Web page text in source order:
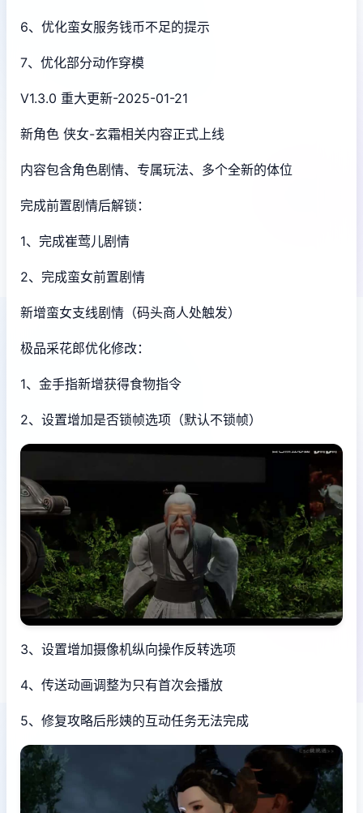
6、优化蛮女服务钱币不足的提示
7、优化部分动作穿模
V1.3.0 重大更新-2025-01-21
新角色 侠女-玄霜相关内容正式上线
内容包含角色剧情、专属玩法、多个全新的体位
完成前置剧情后解锁：
1、完成崔莺儿剧情
2、完成蛮女前置剧情
新增蛮女支线剧情（码头商人处触发）
极品采花郎优化修改：
1、金手指新增获得食物指令
2、设置增加是否锁帧选项（默认不锁帧）
3、设置增加摄像机纵向操作反转选项
4、传送动画调整为只有首次会播放
5、修复攻略后彤姨的互动任务无法完成